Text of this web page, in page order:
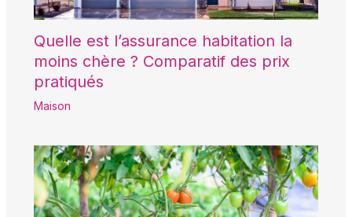
Quelle est l’assurance habitation la
moins chère ? Comparatif des prix
pratiqués
Maison